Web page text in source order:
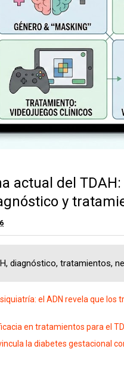
actual del
y
diagnóstico, tratamientos,
el ADN revela que
en tratamientos para el
la diabetes gestacional